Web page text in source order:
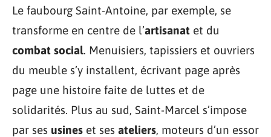
Le faubourg Saint-Antoine, par exemple, se
transforme en centre de l’artisanat et du
combat social. Menuisiers, tapissiers et ouvriers
du meuble s’y installent, écrivant page après
page une histoire faite de luttes et de
solidarités. Plus au sud, Saint-Marcel s’impose
par ses usines et ses ateliers, moteurs d’un essor